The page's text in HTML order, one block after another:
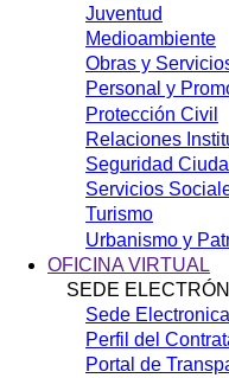
Juventud
Medioambiente
Obras y
Personal y
Protección Civil
Relaciones
Seguridad
Servicios
Turismo
Urbanismo y
OFICINA VIRTUAL
SEDE
Sede Electronica
Perfil del
Portal de